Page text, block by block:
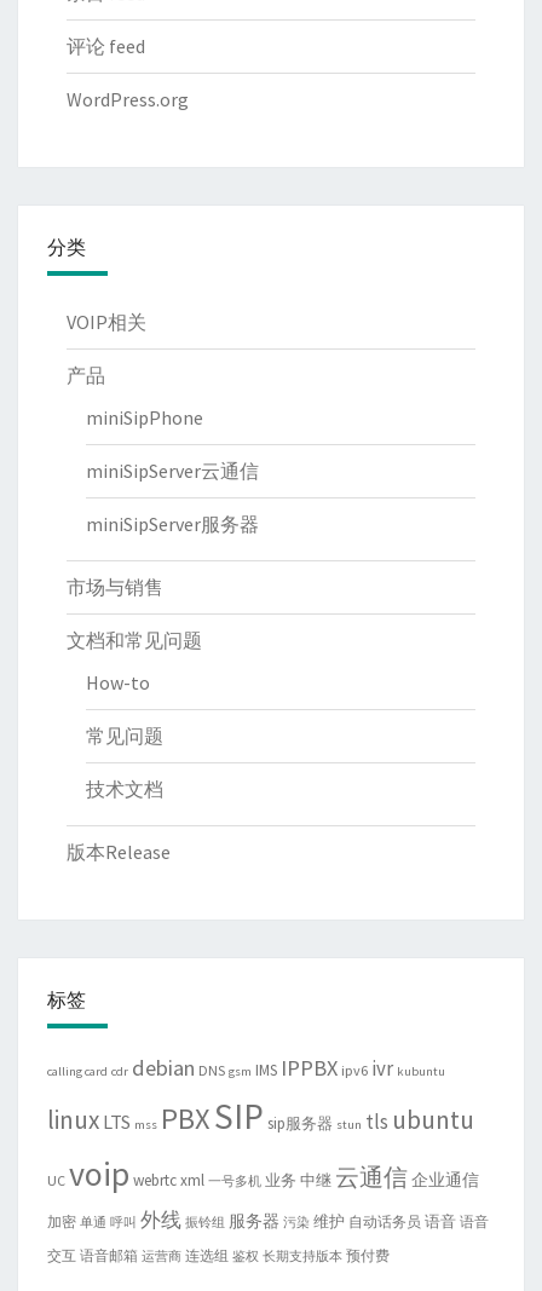
评论 feed
WordPress.org
分类
VOIP相关
产品
miniSipPhone
miniSipServer云通信
miniSipServer服务器
市场与销售
文档和常见问题
How-to
常见问题
技术文档
版本Release
标签
calling card cdr debian DNS gsm IMS IPPBX ipv6 ivr kubuntu
linux LTS mss PBXSIP sip服务器 stun tls ubuntu
UC voip webrtcxml 一号多机 业务 中继 云通信企业通信
加密 单通 呼叫 外线 振铃组 服务器 污染 维护 自动话务员 语音 语音
交互 语音邮箱 运营商 连选组 鉴权 长期支持版本 预付费